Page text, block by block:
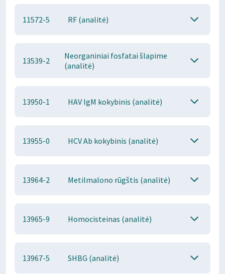
11572-5 RF (analitė)
13539-2
Neorganiniai fosfatai šlapime
(analitė)
13950-1 HAV IgM kokybinis (analitė)
13955-0 HCV Ab kokybinis (analitė)
13964-2 Metilmalono rūgštis (analitė)
13965-9 Homocisteinas (analitė)
13967-5 SHBG (analitė)